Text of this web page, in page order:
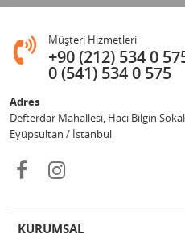
Müşteri Hizmetleri
+90 (212) 534 0
0 (541) 534 0 575
Adres
Defterdar Mahallesi, Hacı Bilgin
Eyüpsultan / İstanbul
KURUMSAL